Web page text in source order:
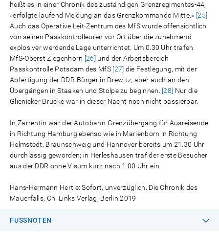
heißt es in einer Chronik des zuständigen Grenzregimentes-44,
»erfolgte laufend Meldung an das Grenzkommando Mitte.« [25]
Auch das Operative Leit-Zentrum des MfS wurde offensichtlich
von seinen Passkontrolleuren vor Ort über die zunehmend
explosiver werdende Lage unterrichtet. Um 0.30 Uhr trafen
MfS-Oberst Ziegenhorn [26] und der Arbeitsbereich
Passkontrolle Potsdam des MfS [27] die Festlegung, mit der
Abfertigung der DDR-Bürger in Drewitz, aber auch an den
Übergängen in Staaken und Stolpe zu beginnen.
[28] Nur die
Glienicker Brücke war in dieser Nacht noch nicht passierbar.
In Zarrentin war der Autobahn-Grenzübergang für Ausreisende
in Richtung Hamburg ebenso wie in Marienborn in Richtung
Helmstedt, Braunschweig und Hannover bereits um 21.30 Uhr
durchlässig geworden; in Herleshausen traf der erste Besucher
aus der DDR ohne Visum kurz nach 1.00 Uhr ein.
Hans-Hermann Hertle: Sofort, unverzüglich. Die Chronik des
Mauerfalls, Ch. Links Verlag, Berlin 2019
FUSSNOTEN